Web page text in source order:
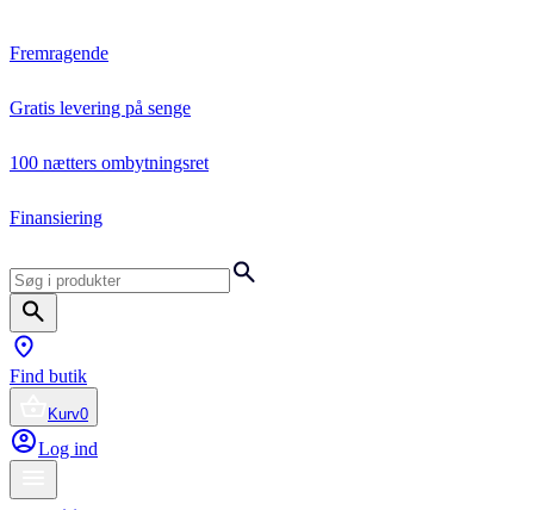
Fremragende
Gratis levering på senge
100 nætters ombytningsret
Finansiering
Find butik
Kurv0
Log ind